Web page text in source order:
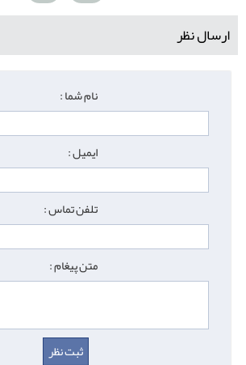
ارسال نظر
نام شما :
ایمیل :
تلفن تماس :
متن پیغام :